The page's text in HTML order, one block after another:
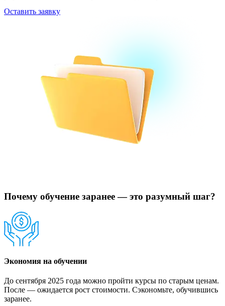
Оставить заявку
Почему обучение заранее — это разумный шаг?
Экономия на обучении
До сентября 2025 года можно пройти курсы по старым ценам.
После — ожидается рост стоимости. Сэкономьте, обучившись
заранее.